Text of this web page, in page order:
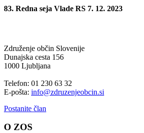
83. Redna seja Vlade RS 7. 12. 2023
Združenje občin Slovenije
Dunajska cesta 156
1000 Ljubljana
Telefon: 01 230 63 32
E-pošta: info@zdruzenjeobcin.si
Postanite član
O ZOS